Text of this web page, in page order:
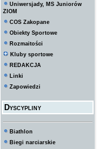
Uniwersjady, MS Juniorów
ZIOM
COS Zakopane
Obiekty Sportowe
Rozmaitości
Kluby sportowe
REDAKCJA
Linki
Zapowiedzi
Dyscypliny
Biathlon
Biegi narciarskie